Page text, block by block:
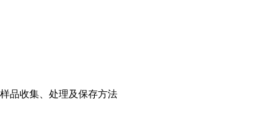
样品收集、处理及保存方法